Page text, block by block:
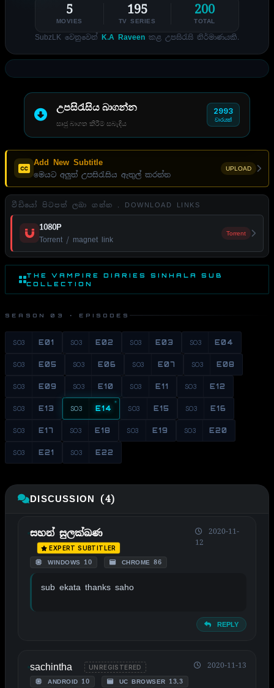
5
MOVIES
195
TV SERIES
200
TOTAL
SubzLK වෙනුවෙන් K.A Raveen කළ උපසිරැසි නිර්මාණයකි.
උපසිරැසිය බාගන්න
සෘජු බාගත කිරීම් සබැඳිය
2993
වාරයක්
Add New Subtitle
මෙයට අලුත් උපසිරැසිය ඇතුල් කරන්න
UPLOAD
වීඩියෝ පිටපත් ලබා ගන්න . DOWNLOAD LINKS
1080P
Torrent / magnet link
Torrent
THE VAMPIRE DIARIES SINHALA SUB
COLLECTION
SEASON 03 · EPISODES
S03 E01 S03 E02 S03 E03 S03 E04
S03 E05 S03 E06 S03 E07 S03 E08
S03 E09 S03 E10 S03 E11 S03 E12
S03 E13 S03 E14 S03 E15 S03 E16
S03 E17 S03 E18 S03 E19 S03 E20
S03 E21 S03 E22
DISCUSSION (4)
සහන් සුලක්ඛණ
EXPERT SUBTITLER
WINDOWS 10 CHROME 86
2020-11-
12
sub ekata thanks saho
REPLY
sachintha UNREGISTERED
ANDROID 10 UC BROWSER 13.3
2020-11-13